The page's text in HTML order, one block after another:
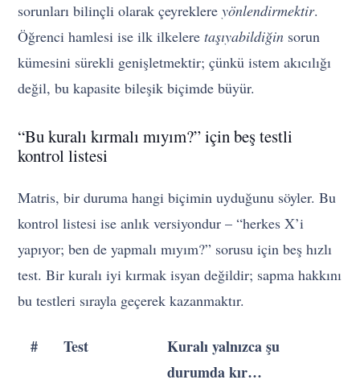
sorunları bilinçli olarak çeyreklereyönlendirmektir.
Öğrenci hamlesi ise ilk ilkeleretaşıyabildiğin sorun
kümesini sürekli genişletmektir; çünkü istem akıcılığı
değil, bu kapasite bileşik biçimde büyür.
“Bu kuralı kırmalı mıyım?” için beş testli
kontrol listesi
Matris, bir duruma hangi biçimin uyduğunu söyler. Bu
kontrol listesi ise anlık versiyondur – “herkes X’i
yapıyor; ben de yapmalı mıyım?” sorusu için beş hızlı
test. Bir kuralı iyi kırmak isyan değildir; sapma hakkını
bu testleri sırayla geçerek kazanmaktır.
# Test
Kuralı yalnızca şu
durumda kır…